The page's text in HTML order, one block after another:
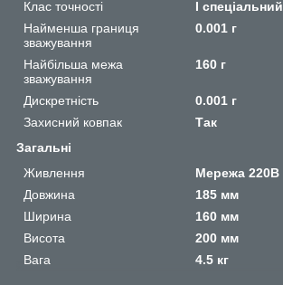
Клас точності
I спеціальний
Найменша границя
зважування
0.001 г
Найбільша межа
зважування
160 г
Дискретність
0.001 г
Захисний ковпак
Так
Загальні
Живлення
Мережа 220В
Довжина
185 мм
Ширина
160 мм
Висота
200 мм
Вага
4.5 кг